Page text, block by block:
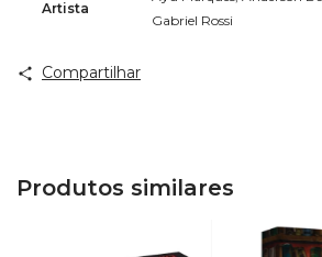
Artista
Gabriel Rossi
Compartilhar
Produtos similares